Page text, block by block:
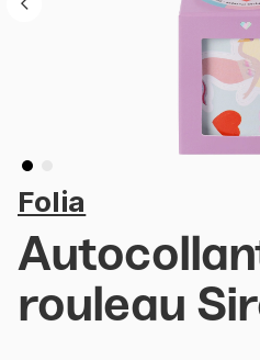
Folia
rouleau